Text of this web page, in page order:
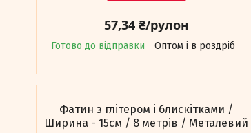
57,34 ₴/рулон
Готово до відправки Оптом і в роздріб
Фатин з глітером і блискітками /
Ширина - 15см / 8 метрів / Металевий